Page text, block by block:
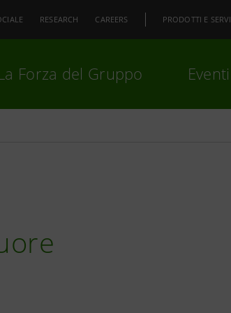
RESEARCH CAREERS PRODOTTI E
Forza del Gruppo